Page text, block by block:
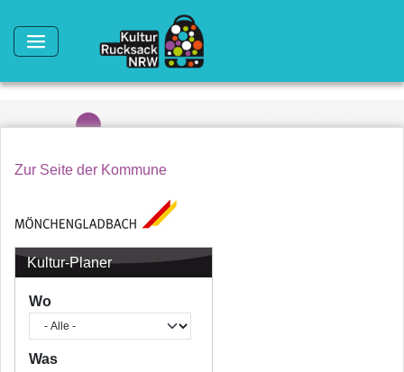
Zur Seite der Kommune
Kultur-Planer
Wo
Was